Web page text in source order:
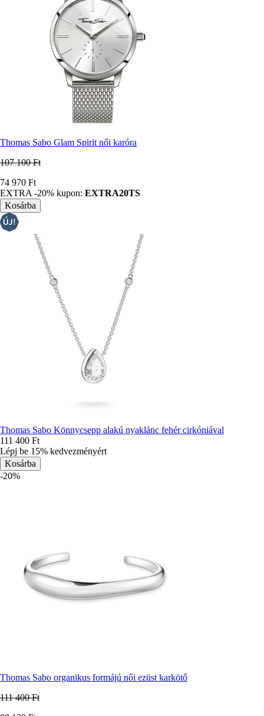
Thomas Sabo Glam Spirit női karóra
107 100 Ft
Ár
74 970 Ft
EXTRA -20% kupon: EXTRA20TS
Thomas Sabo Könnycsepp alakú nyaklánc fehér cirkóniával
111 400 Ft
Lépj be 15% kedvezményért
-20%
Thomas Sabo organikus formájú női ezüst karkötő
111 400 Ft